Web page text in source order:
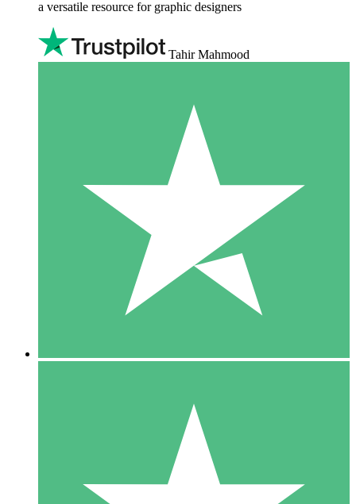
a versatile resource for graphic designers
Tahir Mahmood